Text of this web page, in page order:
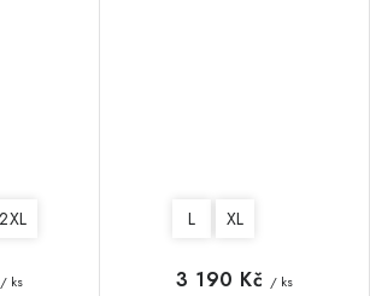
2XL
/ ks
L XL
3 190 Kč / ks